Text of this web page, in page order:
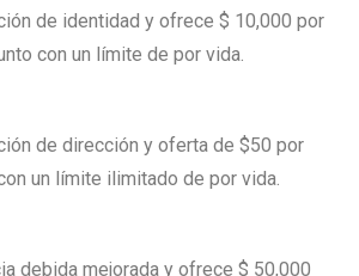
de identidad y ofrece $ 10,000 por
con un límite de por vida.
de dirección y oferta de $50 por
un límite ilimitado de por vida.
debida mejorada y ofrece $ 50,000